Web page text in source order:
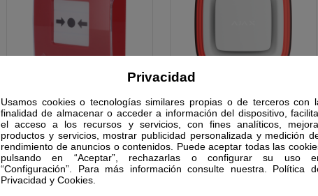
Privacidad
Usamos cookies o tecnologías similares propias o de terceros con
finalidad de almacenar o acceder a información del dispositivo,
el acceso a los recursos y servicios, con fines analíticos,
productos y servicios, mostrar publicidad personalizada y medición
rendimiento de anuncios o contenidos. Puede aceptar todas las
pulsando en “Aceptar”, rechazarlas o configurar su uso
“Configuración”. Para más información consulte nuestra. Política
Privacidad y Cookies.